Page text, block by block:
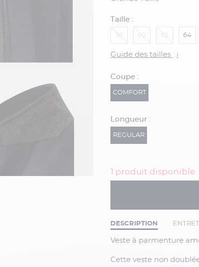
Taille :
64
Guide des tailles i
Coupe :
COMFORT
Longueur :
REGULAR
1 produit disponible
DESCRIPTION
Veste à parmenture
Cette veste non doublée possède une construction souple, la faisant s’approcher